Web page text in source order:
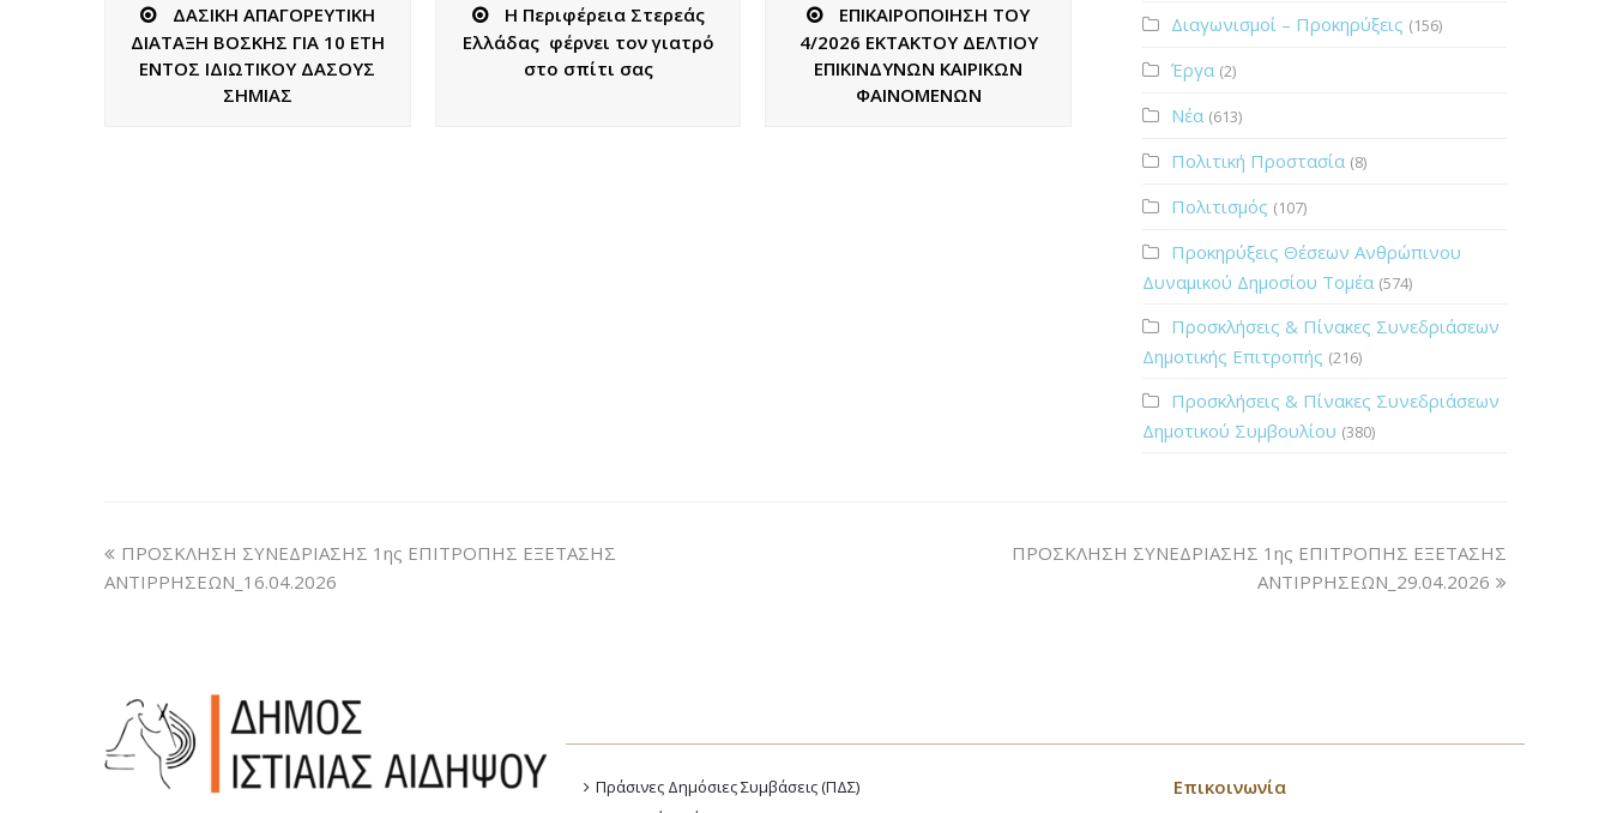
ΔΑΣΙΚΗ ΑΠΑΓΟΡΕΥΤΙΚΗ
ΔΙΑΤΑΞΗ ΒΟΣΚΗΣ ΓΙΑ 10 ΕΤΗ
ΕΝΤΟΣ ΙΔΙΩΤΙΚΟΥ ΔΑΣΟΥΣ
ΣΗΜΙΑΣ
Η Περιφέρεια Στερεάς
Ελλάδας φέρνει τον γιατρό
στο σπίτι σας
ΕΠΙΚΑΙΡΟΠΟΙΗΣΗ ΤΟΥ
4/2026 ΕΚΤΑΚΤΟΥ ΔΕΛΤΙΟΥ
ΕΠΙΚΙΝΔΥΝΩΝ ΚΑΙΡΙΚΩΝ
ΦΑΙΝΟΜΕΝΩΝ
Διαγωνισμοί – Προκηρύξεις (156)
Έργα (2)
Νέα (613)
Πολιτική Προστασία (8)
Πολιτισμός (107)
Προκηρύξεις Θέσεων Ανθρώπινου
Δυναμικού Δημοσίου Τομέα (574)
Προσκλήσεις & Πίνακες Συνεδριάσεων
Δημοτικής Επιτροπής (216)
Προσκλήσεις & Πίνακες Συνεδριάσεων
Δημοτικού Συμβουλίου (380)
ΠΡΟΣΚΛΗΣΗ ΣΥΝΕΔΡΙΑΣΗΣ 1ης ΕΠΙΤΡΟΠΗΣ ΕΞΕΤΑΣΗΣ
ΑΝΤΙΡΡΗΣΕΩΝ_16.04.2026
ΠΡΟΣΚΛΗΣΗ ΣΥΝΕΔΡΙΑΣΗΣ 1ης ΕΠΙΤΡΟΠΗΣ ΕΞΕΤΑΣΗΣ
ΑΝΤΙΡΡΗΣΕΩΝ_29.04.2026
Πράσινες Δημόσιες Συμβάσεις (ΠΔΣ)
Επικοινωνία